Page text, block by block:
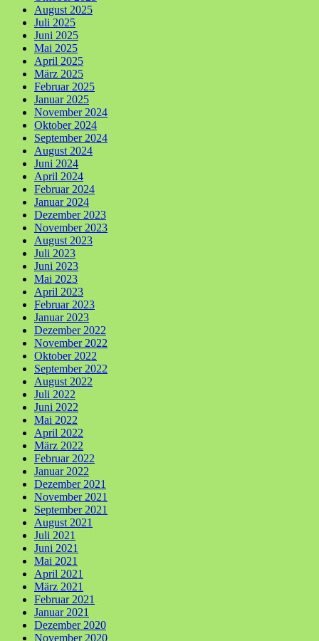
August 2025
Juli 2025
Juni 2025
Mai 2025
April 2025
März 2025
Februar 2025
Januar 2025
November 2024
Oktober 2024
September 2024
August 2024
Juni 2024
April 2024
Februar 2024
Januar 2024
Dezember 2023
November 2023
August 2023
Juli 2023
Juni 2023
Mai 2023
April 2023
Februar 2023
Januar 2023
Dezember 2022
November 2022
Oktober 2022
September 2022
August 2022
Juli 2022
Juni 2022
Mai 2022
April 2022
März 2022
Februar 2022
Januar 2022
Dezember 2021
November 2021
September 2021
August 2021
Juli 2021
Juni 2021
Mai 2021
April 2021
März 2021
Februar 2021
Januar 2021
Dezember 2020
November 2020